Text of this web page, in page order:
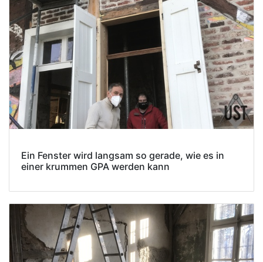
Ein Fenster wird langsam so gerade, wie es in
einer krummen GPA werden kann